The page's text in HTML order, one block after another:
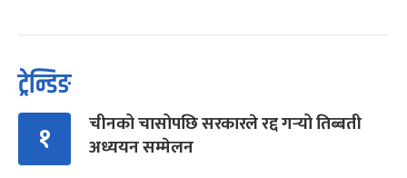
ट्रेन्डिङ
१
चीनको चासोपछि सरकारले रद्द गर्‍यो तिब्बती
अध्ययन सम्मेलन